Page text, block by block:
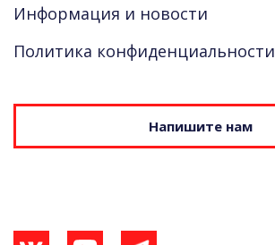
Информация и новости
Политика конфиденциальности
Напишите нам